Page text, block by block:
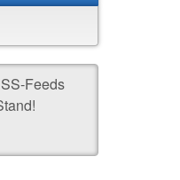
Feeds